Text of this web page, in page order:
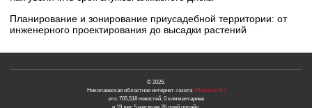
Планирование и зонирование приусадебной территории: от
инженерного проектирования до высадки растений
© 2026.
Николаевская областная интернет-газета«Новости N»
это: 705,518 новостей, 0 комментариев